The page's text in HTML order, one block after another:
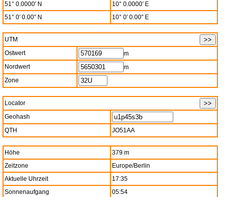
51° 0.0000′ N
10° 0.0000′ E
51° 0′ 0.00″ N
10° 0′ 0.00″ E
UTM
Ostwert
m
Nordwert
m
Zone
Locator
Geohash
QTH
JO51AA
Höhe
379 m
Zeitzone
Europe/Berlin
Aktuelle Uhrzeit
17:35
Sonnenaufgang
05:54